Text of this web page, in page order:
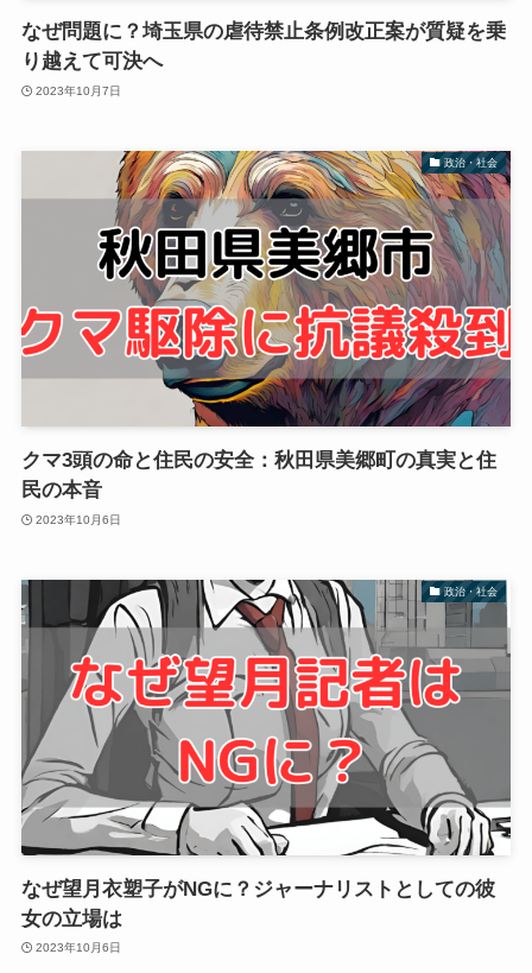
なぜ問題に？埼玉県の虐待禁止条例改正案が質疑を乗
り越えて可決へ
2023年10月7日
政治・社会
クマ3頭の命と住民の安全：秋田県美郷町の真実と住
民の本音
2023年10月6日
政治・社会
なぜ望月衣塑子がNGに？ジャーナリストとしての彼
女の立場は
2023年10月6日